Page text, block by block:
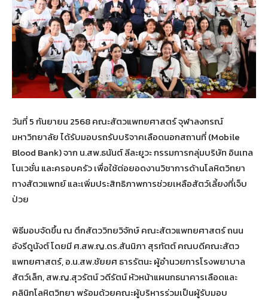
วันที่ 5 กันยายน 2568 คณะสัตวแพทยศาสตร์ จุฬาลงกรณ์
มหาวิทยาลัย ได้รับมอบรถรับบริจาคเลือดนอกสถานที่ (Mobile
Blood Bank) จาก น.สพ.ธนันต์ ลีละยูวะ กรรมการกลุ่มบริษัท อินเทล
โนเวชั่น และครอบครัว เพื่อใช้ต่อยอดงานวิชาการด้านโลหิตวิทยา
ทางสัตวแพทย์ และเพิ่มประสิทธิภาพการช่วยเหลือสัตว์เลี้ยงที่เจ็บ
ป่วย
พิธีมอบจัดขึ้น ณ ตึกสัตววิทยวิจักษ์ คณะสัตวแพทยศาสตร์ ถนน
อังรีดูนังต์ โดยมี ศ.สพ.ญ.ดร.สันนิภา สุรทัตต์ คณบดีคณะสัตว
แพทยศาสตร์, อ.น.สพ.ชัยยศ ธารรัตนะ ผู้อำนวยการโรงพยาบาล
สัตว์เล็ก, สพ.ญ.สุวรัตน์ วดีรัตน์ หัวหน้าแผนกธนาคารเลือดและ
คลินิกโลหิตวิทยา พร้อมด้วยคณะผู้บริหารร่วมเป็นผู้รับมอบ